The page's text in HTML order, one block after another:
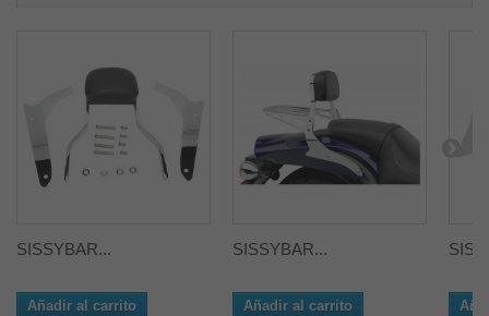
SISSYBAR...
Añadir al carrito
SISSYBAR...
Añadir al carrito